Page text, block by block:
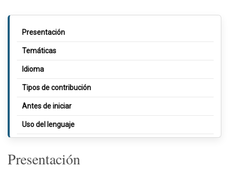
Presentación
Temáticas
Idioma
Tipos de contribución
Antes de iniciar
Uso del lenguaje
Conflicto de intereses
Presentación